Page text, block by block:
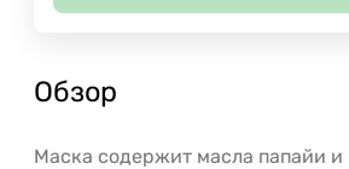
Обзор
Маска содержит масла папайи и